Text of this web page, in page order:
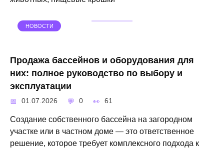
НОВОСТИ
Продажа бассейнов и оборудования для
них: полное руководство по выбору и
эксплуатации
01.07.2026 0 61
Создание собственного бассейна на загородном
участке или в частном доме — это ответственное
решение, которое требует комплексного подхода к